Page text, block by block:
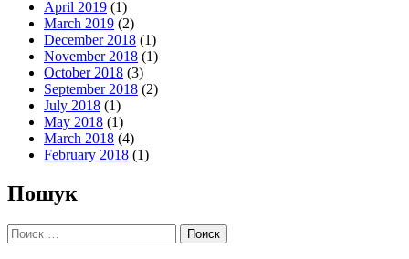
April 2019 (1)
March 2019 (2)
December 2018 (1)
November 2018 (1)
October 2018 (3)
September 2018 (2)
July 2018 (1)
May 2018 (1)
March 2018 (4)
February 2018 (1)
Пошук
Поиск: